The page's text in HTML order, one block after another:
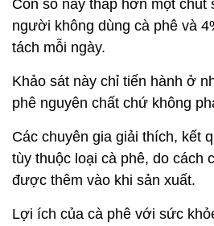
Con số này thấp hơn một chút
người không dùng cà phê và
tách mỗi ngày.
Khảo sát này chỉ tiến hành ở
phê nguyên chất chứ không
Các chuyên gia giải thích, kết
tùy thuộc loại cà phê, do cách
được thêm vào khi sản xuất.
Lợi ích của cà phê với sức